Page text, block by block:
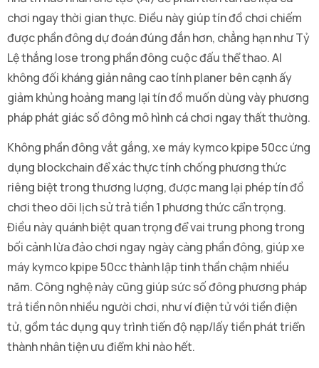
chơi ngay thời gian thực. Điều này giúp tín đồ chơi chiếm
được phần đông dự đoán đúng đắn hơn, chẳng hạn như Tỷ
Lệ thắng lose trong phần đông cuộc đấu thể thao. AI
không đối kháng giản nâng cao tính planer bên cạnh ấy
giảm khủng hoảng mang lại tín đồ muốn dùng vày phương
pháp phát giác số đông mô hình cá chơi ngay thất thường.
Không phần đông vắt gắng, xe máy kymco kpipe 50cc ứng
dụng blockchain để xác thực tính chống phương thức
riêng biệt trong thương lượng, được mang lại phép tín đồ
chơi theo dõi lịch sử trả tiền 1 phương thức cẩn trọng.
Điều này quánh biệt quan trọng để vai trung phong trong
bối cảnh lừa đảo chơi ngay ngày càng phần đông, giúp xe
máy kymco kpipe 50cc thành lập tinh thần chậm nhiều
năm. Công nghệ này cũng giúp sức số đông phương pháp
trả tiền nôn nhiều người chơi, như ví điện tử với tiền điện
tử, gồm tác dụng quy trình tiến độ nạp/lấy tiền phát triển
thành nhân tiện ưu điểm khi nào hết.